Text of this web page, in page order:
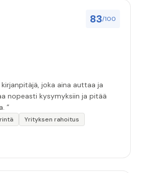
83/100
joka aina auttaa ja
nopeasti kysymyksiin ja pitää
”
Yrityksen rahoitus